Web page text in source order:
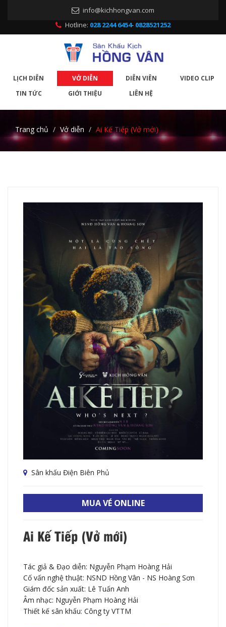
info@kichhongvan.com
Hotline: 028 2244 6454- 0828521252
LỊCH DIỄN VỞ DIỄN DIỄN VIÊN
VIDEO CLIP
TIN TỨC
GIỚI THIỆU LIÊN HỆ
Trang chủ Vở diễn Ai Kế Tiếp (Vở mới)
Sân khấu Điện Biên Phủ
MUA VÉ ONLINE
Ai Kế Tiếp (Vở mới)
Tác giả & Đạo diễn: Nguyễn Phạm Hoàng Hải
Cố vấn nghệ thuật: NSND Hồng Vân - NS Hoàng Sơn
Giám đốc sản xuất: Lê Tuấn Anh
Âm nhạc: Nguyễn Phạm Hoàng Hải
Thiết kế sân khấu: Công ty VTTM